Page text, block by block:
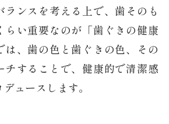
ランスを考える上で、歯そのも
らい重要なのが「歯ぐきの健康
は、歯の色と歯ぐきの色、その
チすることで、健康的で清潔感
ュースします。